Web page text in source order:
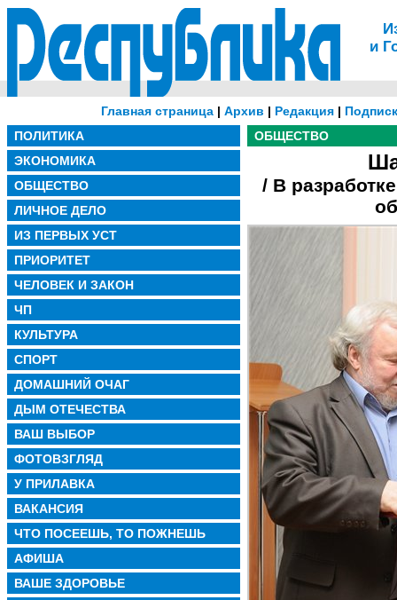
и
Главная страница| Архив | Редакция|
ПОЛИТИКА
ЭКОНОМИКА
ОБЩЕСТВО
ЛИЧНОЕ ДЕЛО
ИЗ ПЕРВЫХ УСТ
ПРИОРИТЕТ
ЧЕЛОВЕК И ЗАКОН
ЧП
КУЛЬТУРА
СПОРТ
ДОМАШНИЙ ОЧАГ
ДЫМ ОТЕЧЕСТВА
ВАШ ВЫБОР
ФОТОВЗГЛЯД
У ПРИЛАВКА
ВАКАНСИЯ
ЧТО ПОСЕЕШЬ, ТО ПОЖНЕШЬ
АФИША
ВАШЕ ЗДОРОВЬЕ
ОБЩЕСТВО
/ В